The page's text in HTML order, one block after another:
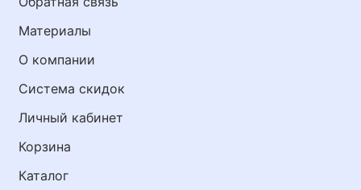
Материалы
О компании
Система скидок
Личный кабинет
Корзина
Каталог